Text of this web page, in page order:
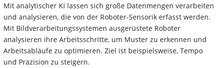
Mit analytischer KI lassen sich große Datenmengen verarbeiten
und analysieren, die von der Roboter-Sensorik erfasst werden.
Mit Bildverarbeitungssystemen ausgerüstete Roboter
analysieren ihre Arbeitsschritte, um Muster zu erkennen und
Arbeitsabläufe zu optimieren. Ziel ist beispielsweise, Tempo
und Präzision zu steigern.